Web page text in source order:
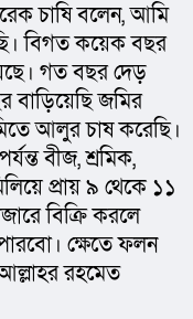
চাষি বলেন, আমি
বিগত কয়েক বছর
গত বছর দেড়
জমির
আলুর চাষ করেছি।
বীজ, শ্রমিক,
প্রায় ৯ থেকে ১১
বিক্রি করলে
ক্ষেতে ফলন
রহমেত